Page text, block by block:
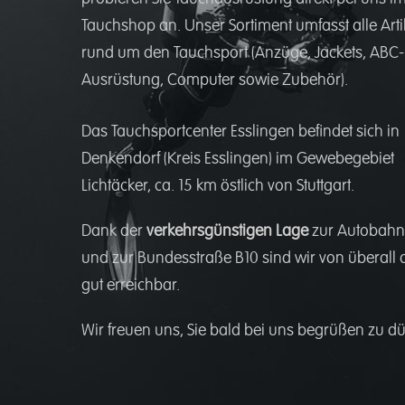
Tauchshop an. Unser Sortiment umfasst alle
rund um den Tauchsport (Anzüge, Jackets, ABC-
Ausrüstung, Computer sowie Zubehör).
Das Tauchsportcenter Esslingen befindet sich in
Denkendorf (Kreis Esslingen) im Gewebegebiet
Lichtäcker, ca. 15 km östlich von Stuttgart.
Dank der verkehrsgünstigen Lagezur
und zur Bundesstraße B10 sind wir von überall
gut erreichbar.
Wir freuen uns, Sie bald bei uns begrüßen zu